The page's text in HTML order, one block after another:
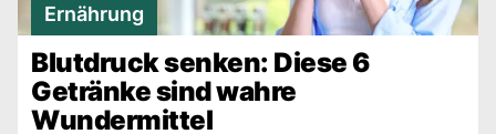
Ernährung
Blutdruck senken: Diese 6
Getränke sind wahre
Wundermittel